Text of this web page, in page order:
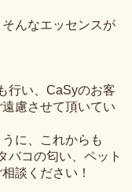
そんなエッセンスが
行い、CaSyのお客
慮させて頂いてい
に、これからも
バコの匂い、ペット
談ください！